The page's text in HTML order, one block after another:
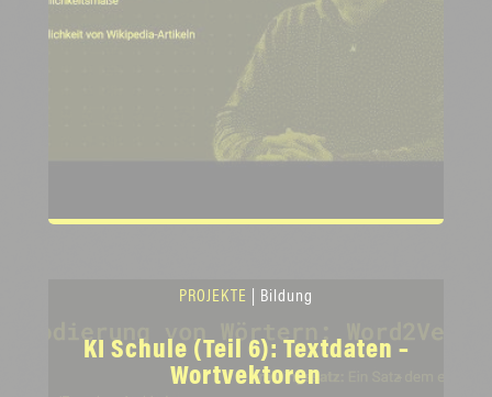
PROJEKTE | Bildung
KI Schule (Teil 6): Textdaten –
Wortvektoren